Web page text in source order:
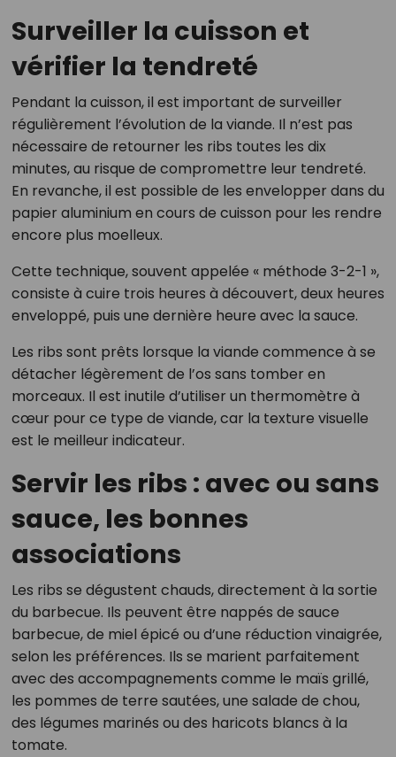
Surveiller la cuisson et
vérifier la tendreté
Pendant la cuisson, il est important de surveiller
régulièrement l’évolution de la viande. Il n’est pas
nécessaire de retourner les ribs toutes les dix
minutes, au risque de compromettre leur tendreté.
En revanche, il est possible de les envelopper dans du
papier aluminium en cours de cuisson pour les rendre
encore plus moelleux.
Cette technique, souvent appelée « méthode 3-2-1 »,
consiste à cuire trois heures à découvert, deux heures
enveloppé, puis une dernière heure avec la sauce.
Les ribs sont prêts lorsque la viande commence à se
détacher légèrement de l’os sans tomber en
morceaux. Il est inutile d’utiliser un thermomètre à
cœur pour ce type de viande, car la texture visuelle
est le meilleur indicateur.
Servir les ribs : avec ou sans
sauce, les bonnes
associations
Les ribs se dégustent chauds, directement à la sortie
du barbecue. Ils peuvent être nappés de sauce
barbecue, de miel épicé ou d’une réduction vinaigrée,
selon les préférences. Ils se marient parfaitement
avec des accompagnements comme le maïs grillé,
les pommes de terre sautées, une salade de chou,
des légumes marinés ou des haricots blancs à la
tomate.